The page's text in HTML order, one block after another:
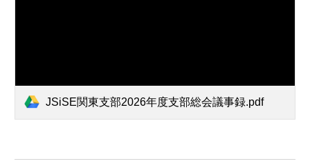
JSiSE関東支部2026年度支部総会議事録.pdf